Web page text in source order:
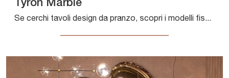
Tyron Marble
Se cerchi tavoli design da pranzo, scopri i modelli fissi di Cattelan Italia: clicca e scopri il modello Tyron Marble in marmo.